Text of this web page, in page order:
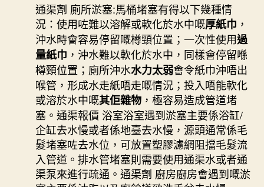
通渠劑 廁所淤塞:馬桶堵塞有得以下幾種情
況：使用咗難以溶解或軟化於水中嘅厚紙巾 ，
沖水時會容易停留嘅樽頸位置；一次性使用過
量紙巾 ，沖水難以軟化於水中，同樣會停留喺
樽頸位置；廁所沖水水力太弱會令紙巾沖唔出
喉管，形成水走紙唔走嘅情況；投入唔能軟化
或溶於水中嘅其佢雜物 ，極容易造成管道堵
塞。通渠報價 浴室浴室遇到淤塞主要係浴缸/
企缸去水慢或者係地臺去水慢，源頭通常係毛
髮堵塞咗去水位，可放置塑膠濾網阻擋毛髮流
入管道。排水管堵塞則需要使用通渠水或者通
渠泵來進行疏通。通渠劑 廚房廚房會遇到嘅淤